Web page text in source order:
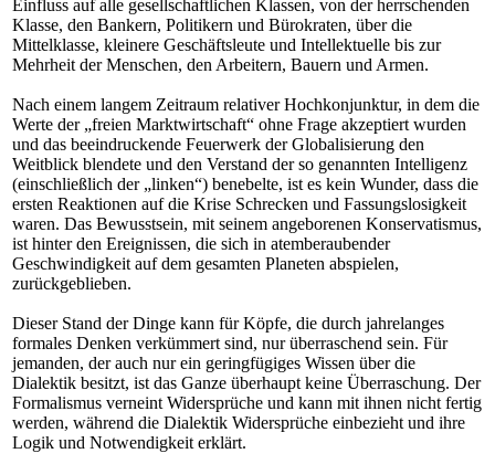
Einfluss auf alle gesellschaftlichen Klassen, von der herrschenden
Klasse, den Bankern, Politikern und Bürokraten, über die
Mittelklasse, kleinere Geschäftsleute und Intellektuelle bis zur
Mehrheit der Menschen, den Arbeitern, Bauern und Armen.
Nach einem langem Zeitraum relativer Hochkonjunktur, in dem die
Werte der „freien Marktwirtschaft“ ohne Frage akzeptiert wurden
und das beeindruckende Feuerwerk der Globalisierung den
Weitblick blendete und den Verstand der so genannten Intelligenz
(einschließlich der „linken“) benebelte, ist es kein Wunder, dass die
ersten Reaktionen auf die Krise Schrecken und Fassungslosigkeit
waren. Das Bewusstsein, mit seinem angeborenen Konservatismus,
ist hinter den Ereignissen, die sich in atemberaubender
Geschwindigkeit auf dem gesamten Planeten abspielen,
zurückgeblieben.
Dieser Stand der Dinge kann für Köpfe, die durch jahrelanges
formales Denken verkümmert sind, nur überraschend sein. Für
jemanden, der auch nur ein geringfügiges Wissen über die
Dialektik besitzt, ist das Ganze überhaupt keine Überraschung. Der
Formalismus verneint Widersprüche und kann mit ihnen nicht fertig
werden, während die Dialektik Widersprüche einbezieht und ihre
Logik und Notwendigkeit erklärt.